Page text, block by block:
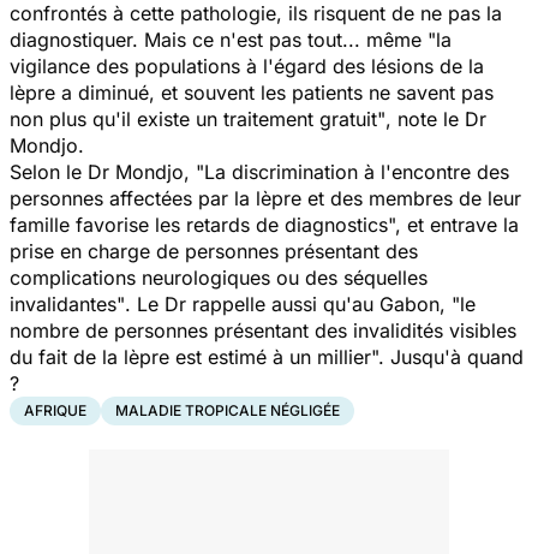
confrontés à cette pathologie, ils risquent de ne pas la
diagnostiquer. Mais ce n'est pas tout... même "la
vigilance des populations à l'égard des lésions de la
lèpre a diminué, et souvent les patients ne savent pas
non plus qu'il existe un traitement gratuit", note le Dr
Mondjo.
Selon le Dr Mondjo, "La discrimination à l'encontre des
personnes affectées par la lèpre et des membres de leur
famille favorise les retards de diagnostics", et entrave la
prise en charge de personnes présentant des
complications neurologiques ou des séquelles
invalidantes". Le Dr rappelle aussi qu'au Gabon, "le
nombre de personnes présentant des invalidités visibles
du fait de la lèpre est estimé à un millier". Jusqu'à quand
?
AFRIQUE MALADIE TROPICALE NÉGLIGÉE